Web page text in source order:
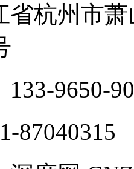
省杭州市
9650-
87040315